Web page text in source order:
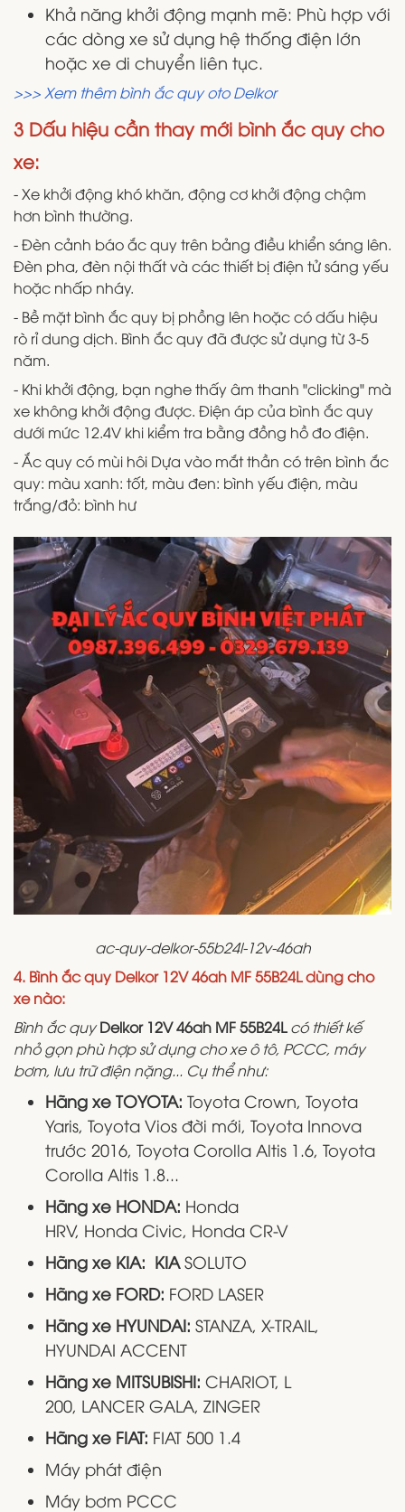
Khả năng khởi động mạnh mẽ: Phù hợp với
các dòng xe sử dụng hệ thống điện lớn
hoặc xe di chuyển liên tục.
>>> Xem thêm bình ắc quy oto Delkor
3 Dấu hiệu cần thay mới bình ắc quy cho
xe:
- Xe khởi động khó khăn, động cơ khởi động chậm
hơn bình thường.
- Đèn cảnh báo ắc quy trên bảng điều khiển sáng lên.
Đèn pha, đèn nội thất và các thiết bị điện tử sáng yếu
hoặc nhấp nháy.
- Bề mặt bình ắc quy bị phồng lên hoặc có dấu hiệu
rò rỉ dung dịch. Bình ắc quy đã được sử dụng từ 3-5
năm.
- Khi khởi động, bạn nghe thấy âm thanh "clicking" mà
xe không khởi động được. Điện áp của bình ắc quy
dưới mức 12.4V khi kiểm tra bằng đồng hồ đo điện.
- Ắc quy có mùi hôi Dựa vào mắt thần có trên bình ắc
quy: màu xanh: tốt, màu đen: bình yếu điện, màu
trắng/đỏ: bình hư
ac-quy-delkor-55b24l-12v-46ah
4. Bình ắc quy Delkor 12V 46ah MF 55B24L dùng cho
xe nào:
Bình ắc quyDelkor 12V 46ah MF 55B24Lcó thiết kế
nhỏ gọn phù hợp sử dụng cho xe ô tô, PCCC, máy
bơm, lưu trữ điện nặng... Cụ thểnhư:
Hãng xe TOYOTA: Toyota Crown, Toyota
Yaris, Toyota Vios đời mới, Toyota Innova
trước 2016, Toyota Corolla Altis 1.6, Toyota
Corolla Altis 1.8...
Hãng xe HONDA: Honda
HRV, Honda Civic, Honda CR-V
Hãng xe KIA: KIA SOLUTO
Hãng xe FORD: FORD LASER
Hãng xe HYUNDAI: STANZA, X-TRAIL,
HYUNDAI ACCENT
Hãng xe MITSUBISHI: CHARIOT, L
200, LANCER GALA, ZINGER
Hãng xe FIAT: FIAT 500 1.4
Máy phát điện
Máy bơm PCCC